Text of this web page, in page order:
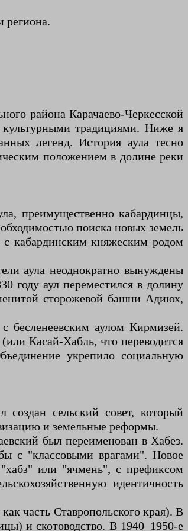
региона.
района Карачаево-Черкесской
культурными традициями. Ниже я
легенд. История аула тесно
положением в долине реки
преимущественно кабардинцы,
поиска новых земель
с кабардинским княжеским родом
аула неоднократно вынуждены
году аул переместился в долину
сторожевой башни Адиюх,
бесленеевским аулом Кирмизей.
Касай-Хабль, что переводится
укрепило социальную
сельский совет, который
и земельные реформы.
был переименован в Хабез.
с "классовыми врагами". Новое
или "ячмень", с префиксом
идентичность
часть Ставропольского края). В
и скотоводство. В 1940–1950-е